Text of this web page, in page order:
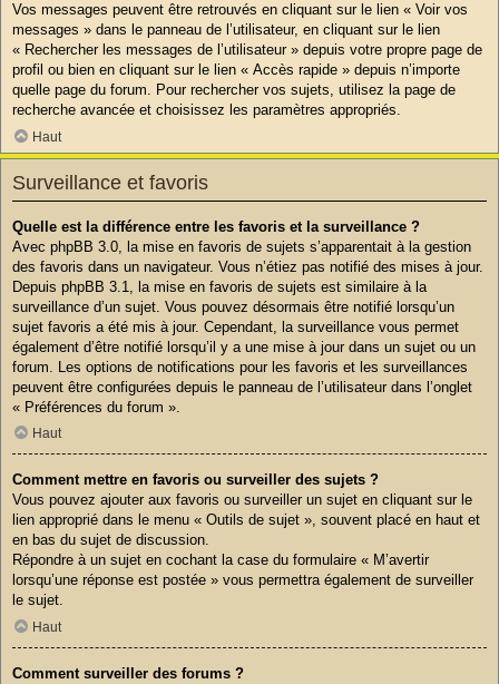
Vos messages peuvent être retrouvés en cliquant sur le lien « Voir vos
messages » dans le panneau de l’utilisateur, en cliquant sur le lien
« Rechercher les messages de l’utilisateur » depuis votre propre page de
profil ou bien en cliquant sur le lien « Accès rapide » depuis n’importe
quelle page du forum. Pour rechercher vos sujets, utilisez la page de
recherche avancée et choisissez les paramètres appropriés.
Haut
Surveillance et favoris
Quelle est la différence entre les favoris et la surveillance ?
Avec phpBB 3.0, la mise en favoris de sujets s’apparentait à la gestion
des favoris dans un navigateur. Vous n’étiez pas notifié des mises à jour.
Depuis phpBB 3.1, la mise en favoris de sujets est similaire à la
surveillance d’un sujet. Vous pouvez désormais être notifié lorsqu’un
sujet favoris a été mis à jour. Cependant, la surveillance vous permet
également d’être notifié lorsqu’il y a une mise à jour dans un sujet ou un
forum. Les options de notifications pour les favoris et les surveillances
peuvent être configurées depuis le panneau de l’utilisateur dans l’onglet
« Préférences du forum ».
Haut
Comment mettre en favoris ou surveiller des sujets ?
Vous pouvez ajouter aux favoris ou surveiller un sujet en cliquant sur le
lien approprié dans le menu « Outils de sujet », souvent placé en haut et
en bas du sujet de discussion.
Répondre à un sujet en cochant la case du formulaire « M’avertir
lorsqu’une réponse est postée » vous permettra également de surveiller
le sujet.
Haut
Comment surveiller des forums ?